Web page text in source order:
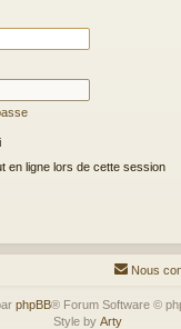
en ligne lors de cette session
Nous
phpBB® Forum Software ©
Style by Arty